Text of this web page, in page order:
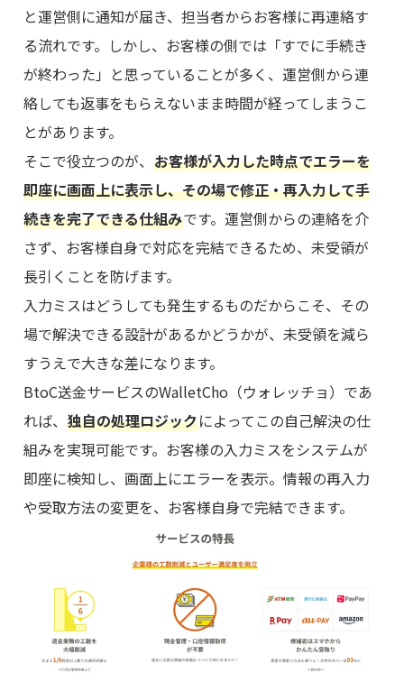
と運営側に通知が届き、担当者からお客様に再連絡す
る流れです。しかし、お客様の側では「すでに手続き
が終わった」と思っていることが多く、運営側から連
絡しても返事をもらえないまま時間が経ってしまうこ
とがあります。
そこで役立つのが、お客様が入力した時点でエラーを
即座に画面上に表示し、その場で修正・再入力して手
続きを完了できる仕組みです。運営側からの連絡を介
さず、お客様自身で対応を完結できるため、未受領が
長引くことを防げます。
入力ミスはどうしても発生するものだからこそ、その
場で解決できる設計があるかどうかが、未受領を減ら
すうえで大きな差になります。
BtoC送金サービスのWalletCho（ウォレッチョ）であ
れば、独自の処理ロジックによってこの自己解決の仕
組みを実現可能です。お客様の入力ミスをシステムが
即座に検知し、画面上にエラーを表示。情報の再入力
や受取方法の変更を、お客様自身で完結できます。